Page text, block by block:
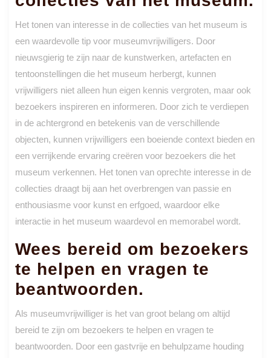
Het tonen van interesse in de collecties van het museum is
een waardevolle tip voor museumvrijwilligers. Door
nieuwsgierig te zijn naar de kunstwerken, artefacten en
tentoonstellingen die het museum herbergt, kunnen
vrijwilligers niet alleen hun eigen kennis vergroten, maar ook
bezoekers inspireren en informeren. Door zich te verdiepen
in de achtergrond en betekenis van de verschillende
objecten, kunnen vrijwilligers een boeiende context bieden en
een verrijkende ervaring creëren voor bezoekers die het
museum verkennen. Het tonen van oprechte interesse in de
collecties draagt bij aan het overbrengen van passie en
enthousiasme voor kunst en erfgoed, waardoor elke
interactie in het museum waardevol en memorabel wordt.
Wees bereid om bezoekers
te helpen en vragen te
beantwoorden.
Als museumvrijwilliger is het van groot belang om altijd
bereid te zijn om bezoekers te helpen en vragen te
beantwoorden. Door een gastvrije en behulpzame houding